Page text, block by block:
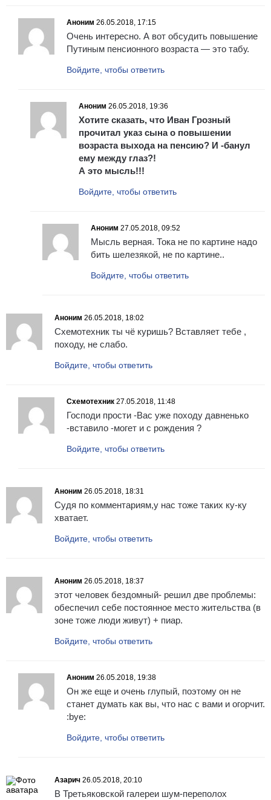
Аноним 26.05.2018, 17:15
Очень интересно. А вот обсудить повышение
Путиным пенсионного возраста — это табу.
Войдите, чтобы ответить
Аноним 26.05.2018, 19:36
Хотите сказать, что Иван Грозный
прочитал указ сына о повышении
возраста выхода на пенсию? И -банул
ему между глаз?!
А это мысль!!!
Войдите, чтобы ответить
Аноним 27.05.2018, 09:52
Мысль верная. Тока не по картине надо
бить шелезякой, не по картине..
Войдите, чтобы ответить
Аноним 26.05.2018, 18:02
Схемотехник ты чё куришь? Вставляет тебе ,
походу, не слабо.
Войдите, чтобы ответить
Схемотехник 27.05.2018, 11:48
Господи прости -Вас уже походу давненько
-вставило -могет и с рождения ?
Войдите, чтобы ответить
Аноним 26.05.2018, 18:31
Судя по комментариям,у нас тоже таких ку-ку
хватает.
Войдите, чтобы ответить
Аноним 26.05.2018, 18:37
этот человек бездомный- решил две проблемы:
обеспечил себе постоянное место жительства (в
зоне тоже люди живут) + пиар.
Войдите, чтобы ответить
Аноним 26.05.2018, 19:38
Он же еще и очень глупый, поэтому он не
станет думать как вы, что нас с вами и огорчит.
:bye:
Войдите, чтобы ответить
Азарич 26.05.2018, 20:10
В Третьяковской галереи шум-переполох